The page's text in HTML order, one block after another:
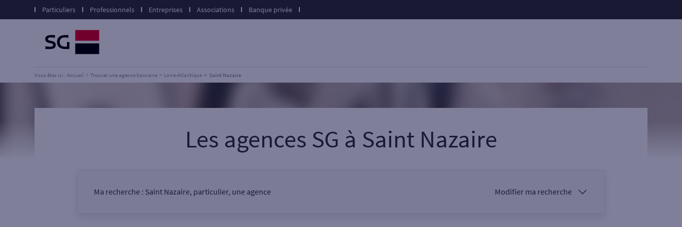
Particuliers Professionnels Entreprises Associations Banque privée
Vous êtes ici : Accueil Trouver une agence bancaire Loire-Atlantique Saint Nazaire
Les agences SG à Saint Nazaire
Ma recherche : Saint Nazaire, particulier, une agence Modifier ma recherche